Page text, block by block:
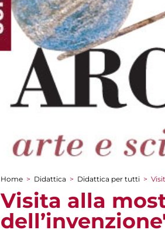
Tu sei qui
Home > Didattica > Didattica per tutti >
Visita alla